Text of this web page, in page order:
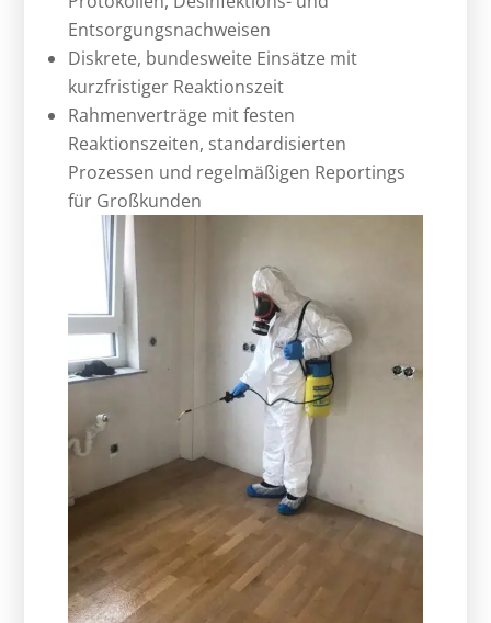
Entsorgungsnachweisen
Diskrete, bundesweite Einsätze mit
kurzfristiger Reaktionszeit
Rahmenverträge mit festen
Reaktionszeiten, standardisierten
Prozessen und regelmäßigen Reportings
für Großkunden